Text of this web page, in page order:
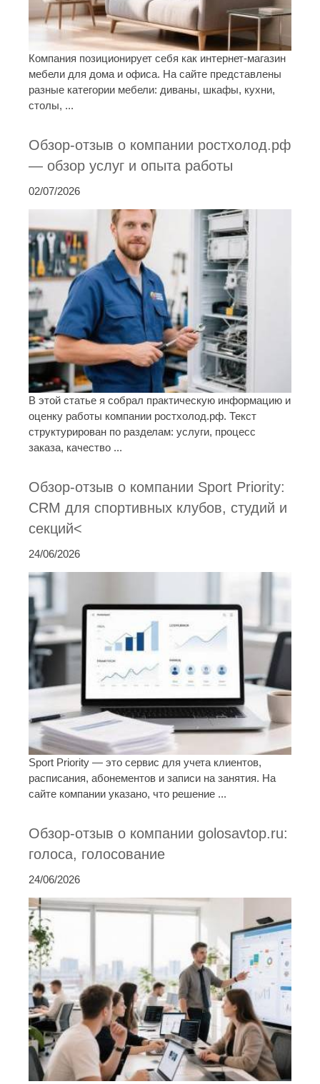
Компания позиционирует себя как интернет-магазин
мебели для дома и офиса. На сайте представлены
разные категории мебели: диваны, шкафы, кухни,
столы, ...
Обзор-отзыв о компании ростхолод.рф
— обзор услуг и опыта работы
02/07/2026
В этой статье я собрал практическую информацию и
оценку работы компании ростхолод.рф. Текст
структурирован по разделам: услуги, процесс
заказа, качество ...
Обзор-отзыв о компании Sport Priority:
CRM для спортивных клубов, студий и
секций<
24/06/2026
Sport Priority — это сервис для учета клиентов,
расписания, абонементов и записи на занятия. На
сайте компании указано, что решение ...
Обзор-отзыв о компании golosavtop.ru:
голоса, голосование
24/06/2026